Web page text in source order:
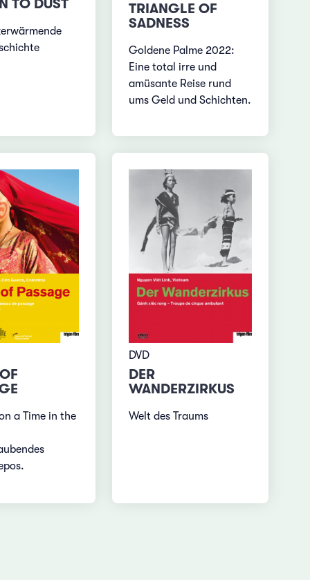
TO DUST
TRIANGLE OF
SADNESS
Goldene Palme 2022:
Eine total irre und
amüsante Reise rund
ums Geld und Schichten.
a Time in the
DVD
DER
WANDERZIRKUS
Welt des Traums